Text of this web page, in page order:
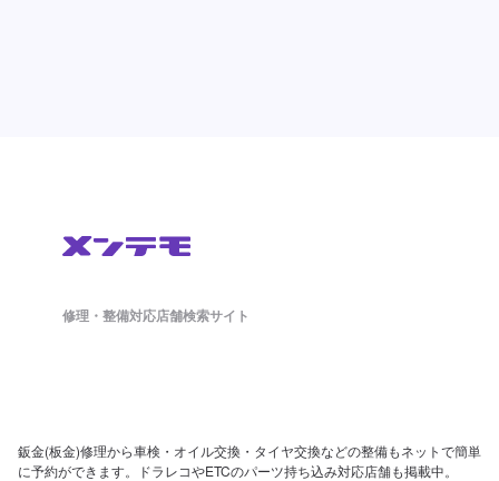
修理・整備対応店舗検索サイト
鈑金(板金)修理から車検・オイル交換・タイヤ交換などの整備もネットで簡単
に予約ができます。ドラレコやETCのパーツ持ち込み対応店舗も掲載中。